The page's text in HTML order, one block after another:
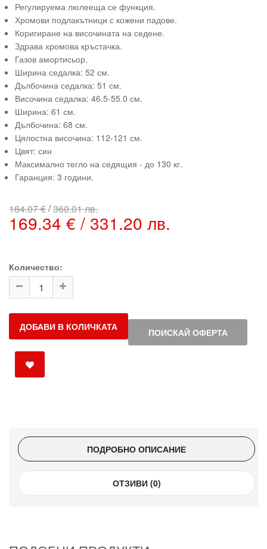
Регулируема люлееща се функция.
Хромови подлакътници с кожени падове.
Коригиране на височината на седене.
Здрава хромова кръстачка.
Газов амортисьор.
Ширина седалка: 52 см.
Дълбочина седалка: 51 см.
Височина седалка: 46.5-55.0 см.
Ширина: 61 см.
Дълбочина: 68 см.
Цялостна височина: 112-121 см.
Цвят: син
Максимално тегло на седящия - до 130 кг.
Гаранция: 3 години.
184.07 €/360.01 лв.
169.34 € / 331.20 лв.
Количество:
ДОБАВИ В КОЛИЧКАТА ПОИСКАЙ ОФЕРТА
ПОДРОБНО ОПИСАНИЕ
ОТЗИВИ (0)